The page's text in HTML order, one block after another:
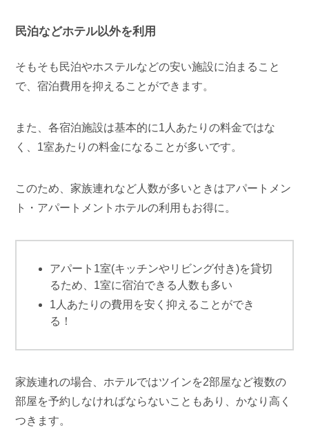
民泊などホテル以外を利用
そもそも民泊やホステルなどの安い施設に泊まること
で、宿泊費用を抑えることができます。
また、各宿泊施設は基本的に1人あたりの料金ではな
く、1室あたりの料金になることが多いです。
このため、家族連れなど人数が多いときはアパートメン
ト・アパートメントホテルの利用もお得に。
アパート1室(キッチンやリビング付き)を貸切
るため、1室に宿泊できる人数も多い
1人あたりの費用を安く抑えることができ
る！
家族連れの場合、ホテルではツインを2部屋など複数の
部屋を予約しなければならないこともあり、かなり高く
つきます。